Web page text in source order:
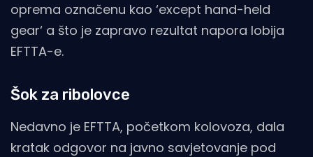
oprema označenu kao ‘except hand-held
gear‘ a što je zapravo rezultat napora lobija
EFTTA-e.
Šok za ribolovce
Nedavno je EFTTA, početkom kolovoza, dala
kratak odgovor na javno savjetovanje pod